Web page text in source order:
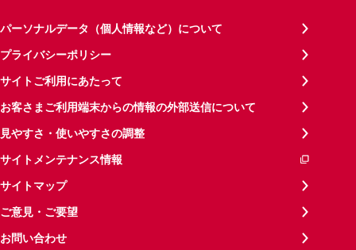
パーソナルデータ（個人情報など）について
プライバシーポリシー
サイトご利用にあたって
お客さまご利用端末からの情報の外部送信について
見やすさ・使いやすさの調整
サイトメンテナンス情報
サイトマップ
ご意見・ご要望
お問い合わせ